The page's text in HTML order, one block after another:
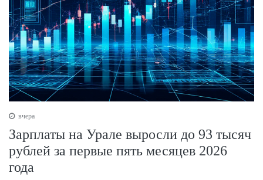
вчера
Зарплаты на Урале выросли до 93 тысяч
рублей за первые пять месяцев 2026
года